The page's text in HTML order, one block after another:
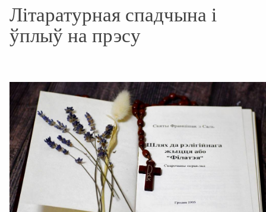
Літаратурная спадчына і
ўплыў на прэсу